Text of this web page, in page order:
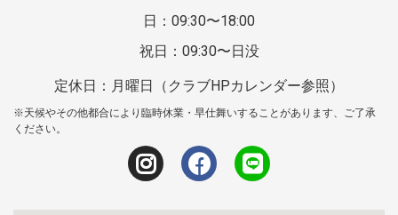
日：09:30〜18:00
祝日：09:30〜日没
定休日：月曜日（クラブHPカレンダー参照）
※天候やその他都合により臨時休業・早仕舞いすることがあります、ご了承
ください。